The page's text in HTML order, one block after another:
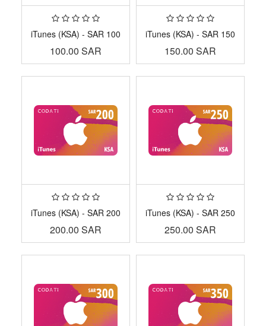
iTunes (KSA) - SAR 100
100.00 SAR
iTunes (KSA) - SAR 150
150.00 SAR
iTunes (KSA) - SAR 200
200.00 SAR
iTunes (KSA) - SAR 250
250.00 SAR